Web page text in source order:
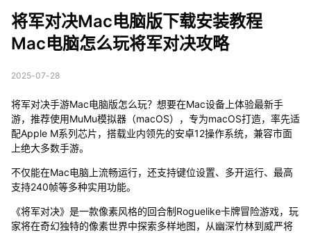
将军对决Mac电脑版下载安装教程
Mac电脑怎么玩将军对决攻略
2025-07-28
将军对决手游Mac电脑版怎么玩？想要在Mac设备上体验最新手
游，推荐使用MuMu模拟器（macOS），专为macOS打造，率先适
配Apple M系列芯片，搭载业内领先的安卓12操作系统，兼容市面
上绝大多数手游。
不仅能在Mac电脑上流畅运行，还支持键位设置、多开运行、最高
支持240帧等多种实用功能。
《将军对决》是一款像素风格的回合制Roguelike卡牌冒险游戏，玩
家将在奇幻独特的像素世界中探索多样地图，从幽深竹林到威严将